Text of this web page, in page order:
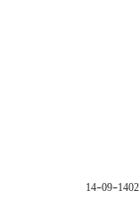
1402-09-14